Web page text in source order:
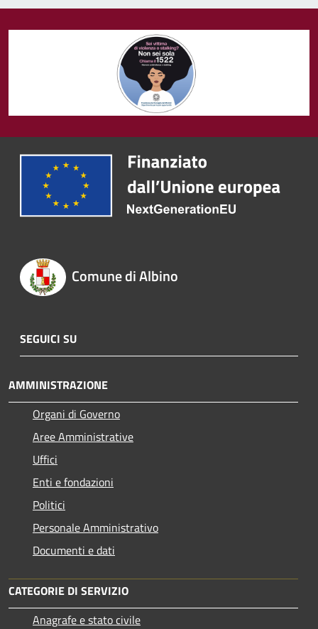
Comune di Albino
SEGUICI SU
AMMINISTRAZIONE
Organi di Governo
Aree Amministrative
Uffici
Enti e fondazioni
Politici
Personale Amministrativo
Documenti e dati
CATEGORIE DI SERVIZIO
Anagrafe e stato civile